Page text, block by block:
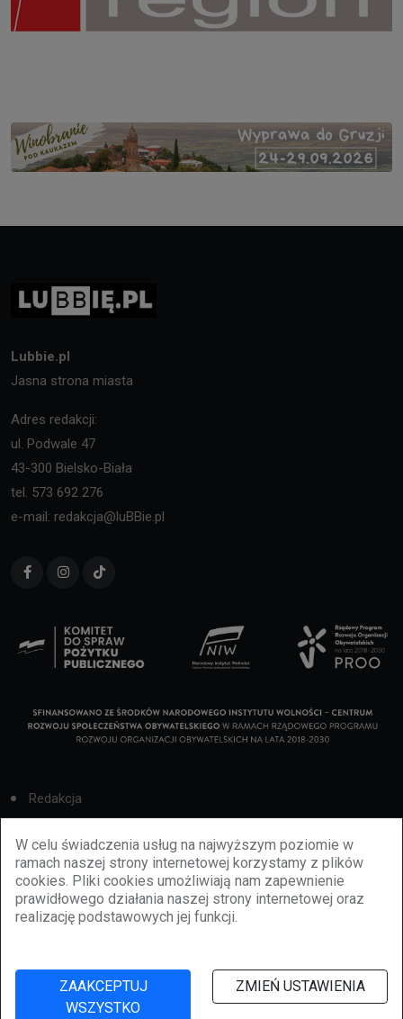
W celu świadczenia usług na najwyższym poziomie w
ramach naszej strony internetowej korzystamy z plików
cookies. Pliki cookies umożliwiają nam zapewnienie
prawidłowego działania naszej strony internetowej oraz
realizację podstawowych jej funkcji.
ZAAKCEPTUJ
WSZYSTKO
ZMIEŃ USTAWIENIA
Lubbie.pl
Jasna strona miasta
Adres redakcji:
ul. Podwale 47
43-300 Bielsko-Biała
tel. 573 692 276
e-mail: redakcja@luBBie.pl
Redakcja
Cookies
Reklama
BBiletomania